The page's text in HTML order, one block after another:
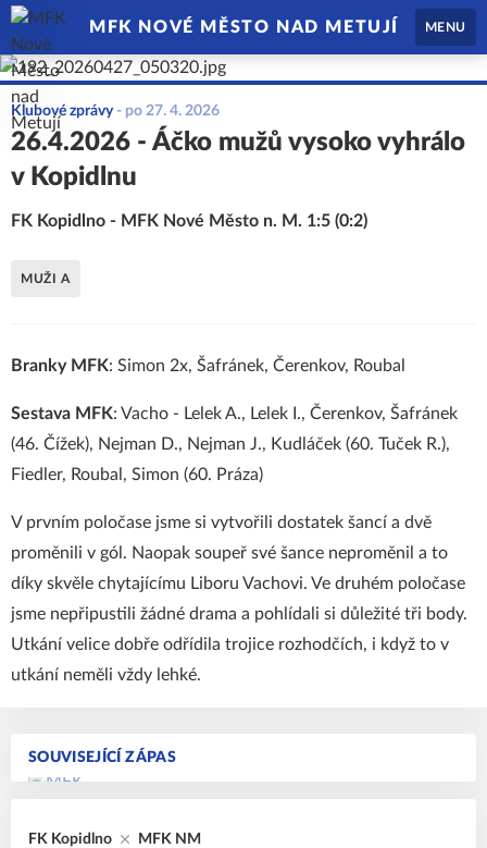
MFK NOVÉ MĚSTO NAD METUJÍ MENU
SOUVISEJÍCÍ ZÁPAS
FK Kopidlno MFK NM
Klubové zprávy - po 27. 4. 2026
26.4.2026 - Áčko mužů vysoko vyhrálo
v Kopidlnu
FK Kopidlno - MFK Nové Město n. M. 1:5 (0:2)
MUŽI A
Branky MFK: Simon 2x, Šafránek, Čerenkov, Roubal
Sestava MFK: Vacho - Lelek A., Lelek I., Čerenkov, Šafránek
(46. Čížek), Nejman D., Nejman J., Kudláček (60. Tuček R.),
Fiedler, Roubal, Simon (60. Práza)
V prvním poločase jsme si vytvořili dostatek šancí a dvě
proměnili v gól. Naopak soupeř své šance neproměnil a to
díky skvěle chytajícímu Liboru Vachovi. Ve druhém poločase
jsme nepřipustili žádné drama a pohlídali si důležité tři body.
Utkání velice dobře odřídila trojice rozhodčích, i když to v
utkání neměli vždy lehké.